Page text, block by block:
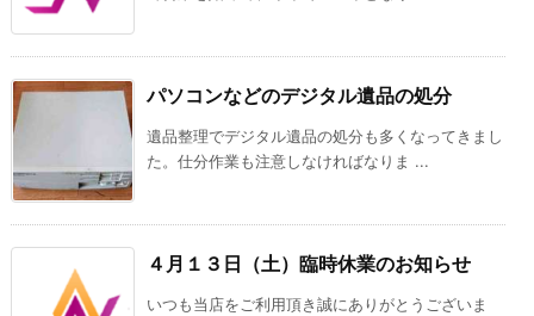
パソコンなどのデジタル遺品の処分
遺品整理でデジタル遺品の処分も多くなってきまし
た。仕分作業も注意しなければなりま ...
４月１３日（土）臨時休業のお知らせ
いつも当店をご利用頂き誠にありがとうございま